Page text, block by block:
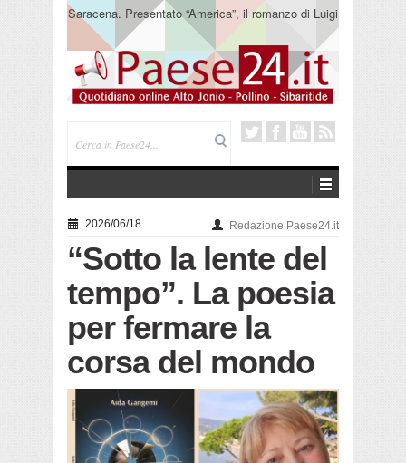
Saracena. Presentato “America”, il romanzo di Luigi
Pandolfi che racconta l’emigrazione
2026/06/18 Redazione Paese24.it
“Sotto la lente del
tempo”. La poesia
per fermare la
corsa del mondo